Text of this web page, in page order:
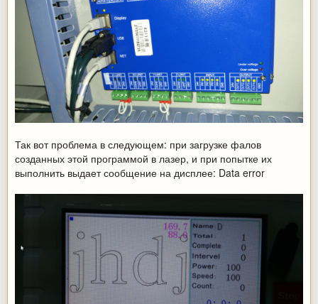
Так вот проблема в следующем: при загрузке фалов
созданных этой программой в лазер, и при попытке их
выполнить выдает сообщение на дисплее: Data error